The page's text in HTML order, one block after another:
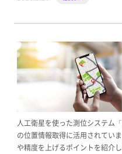
人工衛星を使った測位システム
の位置情報取得に活用されてい
や精度を上げるポイントを紹介し